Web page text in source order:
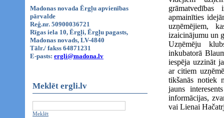
Madonas novada Ērgļu apvienības
pārvalde
Reģ.nr. 50900036721
Rīgas iela 10, Ērgļi, Ērgļu pagasts,
Madonas novads, LV-4840
Tālr./ fakss 64871231
E-pasts: ergli@madona.lv
Meklēt ergli.lv
Meklēt
grāmatvedības
apmainīties
uzņēmējiem,
izaicinājumu un
Uzņēmēju
inkubatorā
iespēja uzzināt
ar citiem
tikšanās notiek
jauns
informācijas,
vai Lienai